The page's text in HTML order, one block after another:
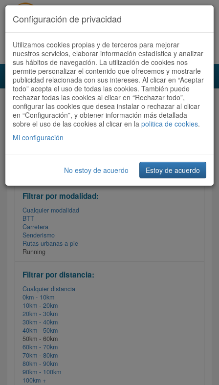
Acceder Registrate ahora Español | Català
Audioruta Todas las rutas
Todas las rutas Ordenar por:Más recientes
Filtrar las rutas
Filtrar por modalidad:
Cualquier modalidad
BTT
Carretera
Senderismo
Rutas urbanas a pie
Running
Filtrar por distancia:
Cualquier distancia
0km - 10km
10km - 20km
20km - 30km
30km - 40km
40km - 50km
50km - 60km
60km - 70km
70km - 80km
80km - 90km
90km - 100km
100km +
Configuración de privacidad
Utilizamos cookies propias y de terceros para mejorar
nuestros servicios, elaborar información estadística y analizar
sus hábitos de navegación. La utilización de cookies nos
permite personalizar el contenido que ofrecemos y mostrarle
publicidad relacionada con sus intereses. Al clicar en “Aceptar
todo” acepta el uso de todas las cookies. También puede
rechazar todas las cookies al clicar en “Rechazar todo”,
configurar las cookies que desea instalar o rechazar al clicar
en “Configuración”, y obtener información más detallada
sobre el uso de las cookies al clicar en la politica de cookies.
Mi configuración
No estoy de acuerdo Estoy de acuerdo